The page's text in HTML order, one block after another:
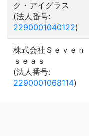
ク・アイグラス
(法人番号:
2290001040122)
株式会社Ｓｅｖｅｎ
ｓｅａｓ
(法人番号:
2290001068114)